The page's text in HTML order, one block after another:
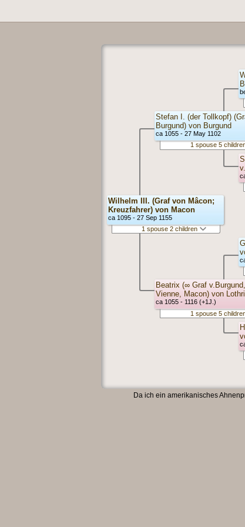
Wilhelm III. (Graf von Mâcon;
Kreuzfahrer) von Macon
ca 1095 - 27 Sep 1155
1 spouse 2 children
Stefan I. (der Tollkopf)
Burgund) von Burgund
ca 1055 - 27 May 1102
1 spouse 5
Beatrix (∞ Graf v.Burgund,
Vienne, Macon) von
ca 1055 - 1116 (+1J.)
1 spouse 5
Da ich ein amerikanisches